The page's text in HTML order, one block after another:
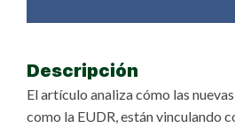
Descripción
El artículo analiza cómo las
como la EUDR, están vinculando